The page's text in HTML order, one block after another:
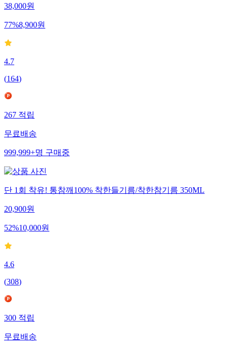
38,000원
77%8,900원
4.7
(164)
267 적립
무료배송
999,999+명 구매중
단 1회 착유! 통참깨100% 착한들기름/착한참기름 350ML
20,900원
52%10,000원
4.6
(308)
300 적립
무료배송